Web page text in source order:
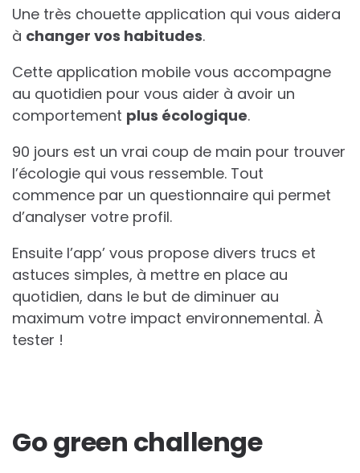
Une très chouette application qui vous aidera
à changer vos habitudes.
Cette application mobile vous accompagne
au quotidien pour vous aider à avoir un
comportement plus écologique.
90 jours est un vrai coup de main pour trouver
l’écologie qui vous ressemble. Tout
commence par un questionnaire qui permet
d’analyser votre profil.
Ensuite l’app’ vous propose divers trucs et
astuces simples, à mettre en place au
quotidien, dans le but de diminuer au
maximum votre impact environnemental. À
tester !
Go green challenge